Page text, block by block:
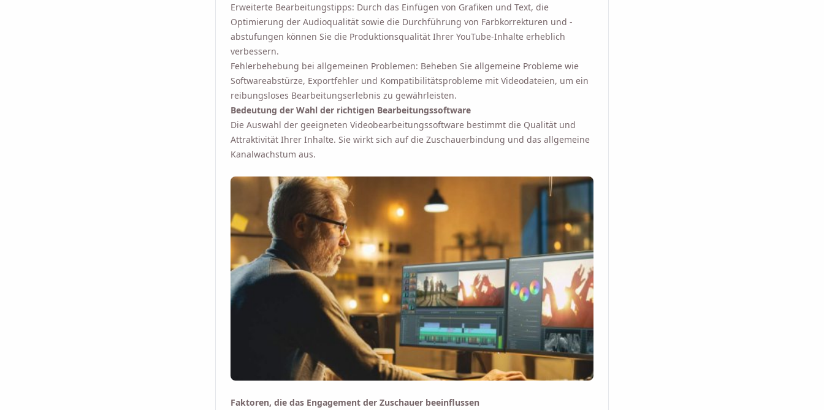
Erweiterte Bearbeitungstipps: Durch das Einfügen von Grafiken und Text, die
Optimierung der Audioqualität sowie die Durchführung von Farbkorrekturen und -
abstufungen können Sie die Produktionsqualität Ihrer YouTube-Inhalte erheblich
verbessern.
Fehlerbehebung bei allgemeinen Problemen: Beheben Sie allgemeine Probleme wie
Softwareabstürze, Exportfehler und Kompatibilitätsprobleme mit Videodateien, um ein
reibungsloses Bearbeitungserlebnis zu gewährleisten.
Bedeutung der Wahl der richtigen Bearbeitungssoftware
Die Auswahl der geeigneten Videobearbeitungssoftware bestimmt die Qualität und
Attraktivität Ihrer Inhalte. Sie wirkt sich auf die Zuschauerbindung und das allgemeine
Kanalwachstum aus.
Faktoren, die das Engagement der Zuschauer beeinflussen
Erinnere mich 🔔
Senden Sie sich selbst eine Erinnerung zum Herunterladen von Viddly, wenn
Sie wieder an einem MacOS- oder Windows-PC sind.
Indem Sie diese Option aktivieren, stimmen Sie unsererDatenschutzrichtlinie zu.
Schicken